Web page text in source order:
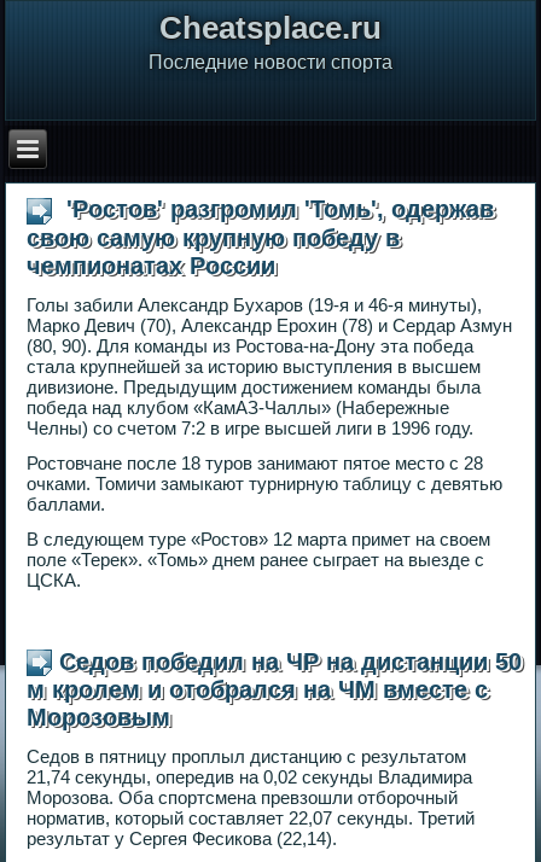
Сheatsplace.ru
Последние новости спорта
'Ростов' разгромил 'Томь', одержав
свою самую крупную победу в
чемпионатах России
Голы забили Александр Бухаров (19-я и 46-я минуты),
Марко Девич (70), Александр Ерохин (78) и Сердар Азмун
(80, 90). Для команды из Ростова-на-Дону эта победа
стала крупнейшей за историю выступления в высшем
дивизионе. Предыдущим достижением команды была
победа над клубом «КамАЗ-Чаллы» (Набережные
Челны) со счетом 7:2 в игре высшей лиги в 1996 году.
Ростовчане после 18 туров занимают пятое место с 28
очками. Томичи замыкают турнирную таблицу с девятью
баллами.
В следующем туре «Ростов» 12 марта примет на своем
поле «Терек». «Томь» днем ранее сыграет на выезде с
ЦСКА.
Седов победил на ЧР на дистанции 50
м кролем и отобрался на ЧМ вместе с
Морозовым
Седов в пятницу проплыл дистанцию с результатом
21,74 секунды, опередив на 0,02 секунды Владимира
Морозова. Оба спортсмена превзошли отборочный
норматив, который составляет 22,07 секунды. Третий
результат у Сергея Фесикова (22,14).